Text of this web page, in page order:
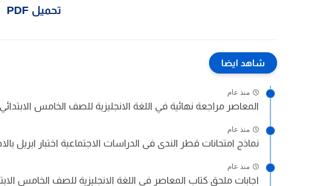
تحميل PDF
شاهد ايضا
منذ عام
المعاصر مراجعة نهائية في اللغة الانجليزية للصف الخامس الابتدائي
منذ عام
نماذج امتحانات قطر الندى فى الدراسات الاجتماعية اختبار ابريل
منذ عام
اجابات ملحق كتاب المعاصر في اللغة الانجليزية للصف الخامس